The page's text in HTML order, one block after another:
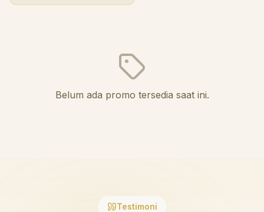
Belum ada promo tersedia saat ini.
Testimoni